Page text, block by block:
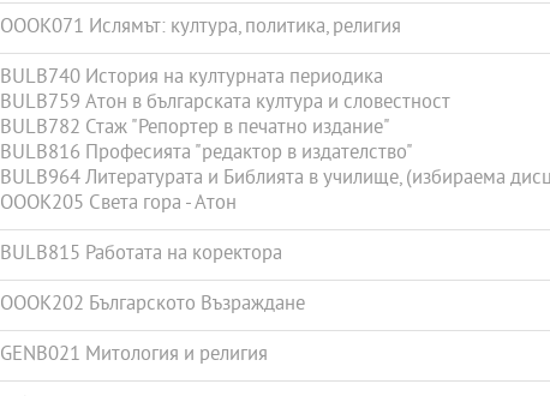
OOOK071 Ислямът: култура, политика, религия
BULB740 История на културната периодика
BULB759 Атон в българската култура и словестност
BULB782 Стаж "Репортер в печатно издание"
BULB816 Професията "редактор в издателство"
BULB964 Литературата и Библията в училище, (избираема
OOOK205 Света гора - Атон
BULB815 Работата на коректора
OOOK202 Българското Възраждане
GENB021 Митология и религия